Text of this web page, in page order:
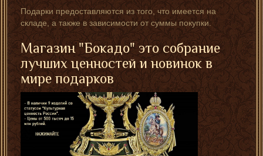
Подарки предоставляются из того, что имеется на
складе, а также в зависимости от суммы покупки.
Магазин "Бокадо" это собрание
лучших ценностей и новинок в
мире подарков